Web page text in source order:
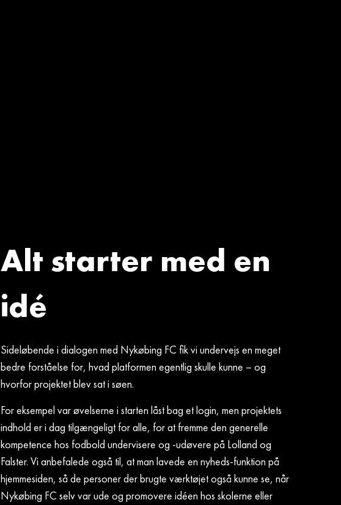
Alt starter med en
idé
Sideløbende i dialogen med Nykøbing FC fik vi undervejs en meget
bedre forståelse for, hvad platformen egentlig skulle kunne – og
hvorfor projektet blev sat i søen.
For eksempel var øvelserne i starten låst bag et login, men projektets
indhold er i dag tilgængeligt for alle, for at fremme den generelle
kompetence hos fodbold undervisere og -udøvere på Lolland og
Falster. Vi anbefalede også til, at man lavede en nyheds-funktion på
hjemmesiden, så de personer der brugte værktøjet også kunne se, når
Nykøbing FC selv var ude og promovere idéen hos skolerne eller